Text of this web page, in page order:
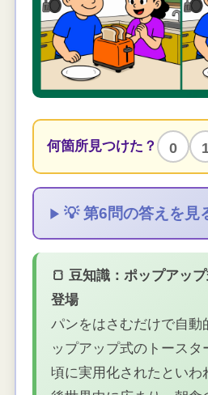
何箇所見つけた？ 0
💡 第6問の答えを見
🍞 豆知識：ポップアッ
登場
パンをはさむだけで自動
ップアップ式のトースタ
頃に実用化されたといわ